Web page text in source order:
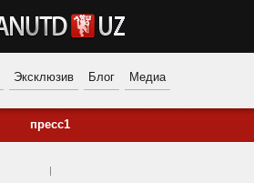
Эксклюзив Блог Медиа
пресс1
|